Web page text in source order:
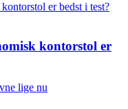
kontorstol er